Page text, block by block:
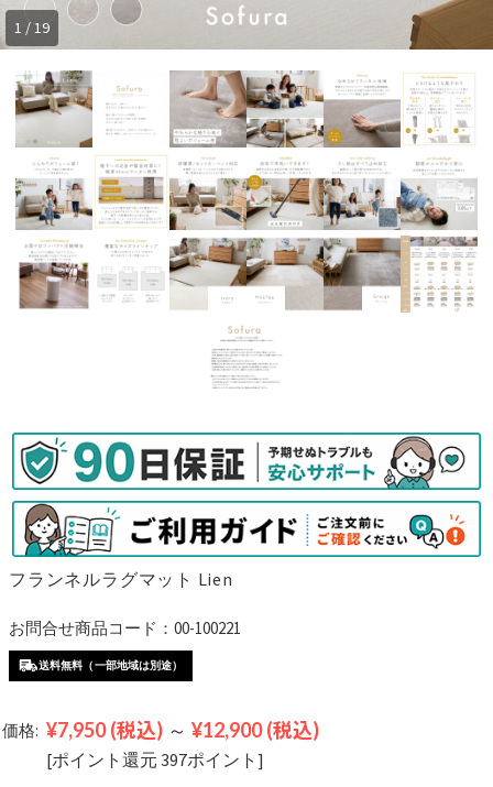
1 / 19
フランネルラグマット Lien
お問合せ商品コード：00-100221
送料無料（一部地域は別途）
価格: ¥7,950 (税込) ～ ¥12,900 (税込)
[ポイント還元 397ポイント]